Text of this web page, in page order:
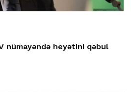
nümayəndə heyətini qəbul